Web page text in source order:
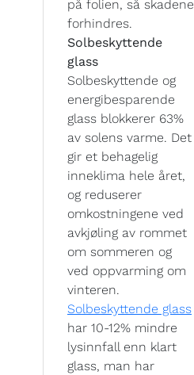
på folien, så skadene
forhindres.
Solbeskyttende
glass
Solbeskyttende og
energibesparende
glass blokkerer 63%
av solens varme. Det
gir et behagelig
inneklima hele året,
og reduserer
omkostningene ved
avkjøling av rommet
om sommeren og
ved oppvarming om
vinteren.
Solbeskyttende glass
har 10-12% mindre
lysinnfall enn klart
glass, man har